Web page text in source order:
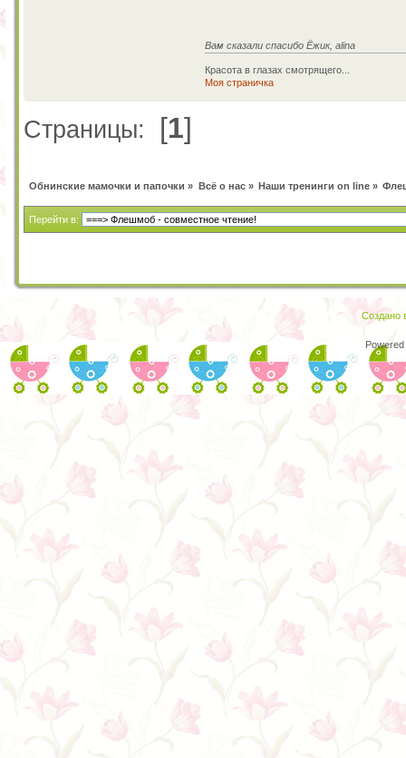
Вам сказали спасибо Ёжик, alina
Красота в глазах смотрящего...
Моя страничка
Страницы: [1]
Обнинские мамочки и папочки » Всё о нас» Наши тренинги on line»
Перейти в:
Создано